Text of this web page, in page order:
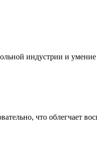
индустрии и
что облегчает